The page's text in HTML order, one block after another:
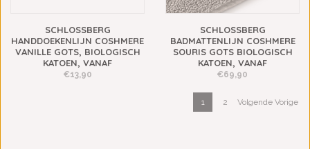
SCHLOSSBERG
HANDDOEKENLIJN COSHMERE
VANILLE GOTS, BIOLOGISCH
KATOEN, VANAF
€13,90
SCHLOSSBERG
BADMATTENLIJN COSHMERE
SOURIS GOTS BIOLOGISCH
KATOEN, VANAF
€69,90
1 2 Volgende Vorige